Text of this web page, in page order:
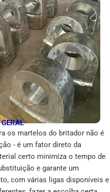
os martelos do britador não é
- é um fator direto da
certo minimiza o tempo de
e garante um
com várias ligas disponíveis e